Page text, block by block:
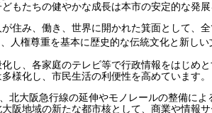
もたちの健やかな成長は本市の安定的な発展
住み、働き、世界に開かれた箕面として、
人権尊重を基本に歴史的な伝統文化と新し
し、各家庭のテレビ等で行政情報をはじめ
様化し、市民生活の利便性を高めています。
北大阪急行線の延伸やモノレールの整備によ
阪地域の新たな都市核として、商業や情報